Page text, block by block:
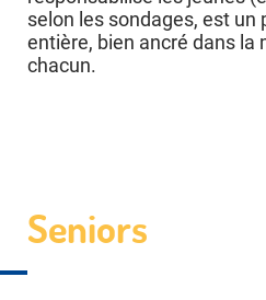
selon les sondages, est un
entière, bien ancré dans la
chacun.
Seniors